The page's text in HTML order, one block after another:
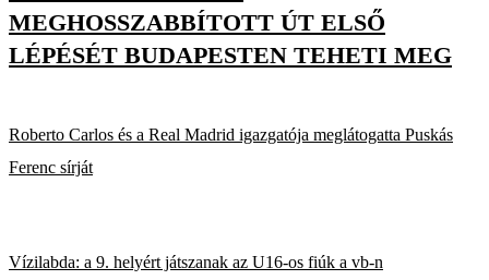
MEGHOSSZABBÍTOTT ÚT ELSŐ
LÉPÉSÉT BUDAPESTEN TEHETI MEG
Roberto Carlos és a Real Madrid igazgatója meglátogatta Puskás
Ferenc sírját
Vízilabda: a 9. helyért játszanak az U16-os fiúk a vb-n